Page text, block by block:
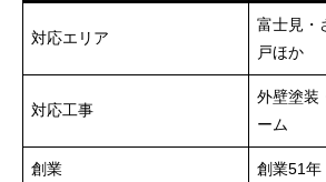
対応エリア
富士見・
戸ほか
対応工事
外壁塗装
ーム
創業 創業51年